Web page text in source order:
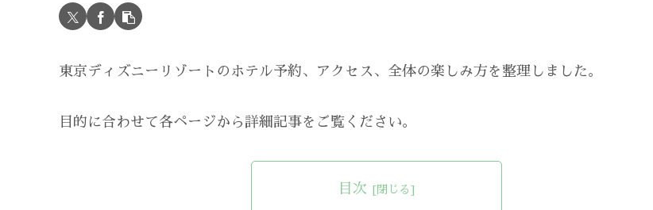
東京ディズニーリゾートのホテル予約、アクセス、全体の楽しみ方を整理しました。
目的に合わせて各ページから詳細記事をご覧ください。
目次